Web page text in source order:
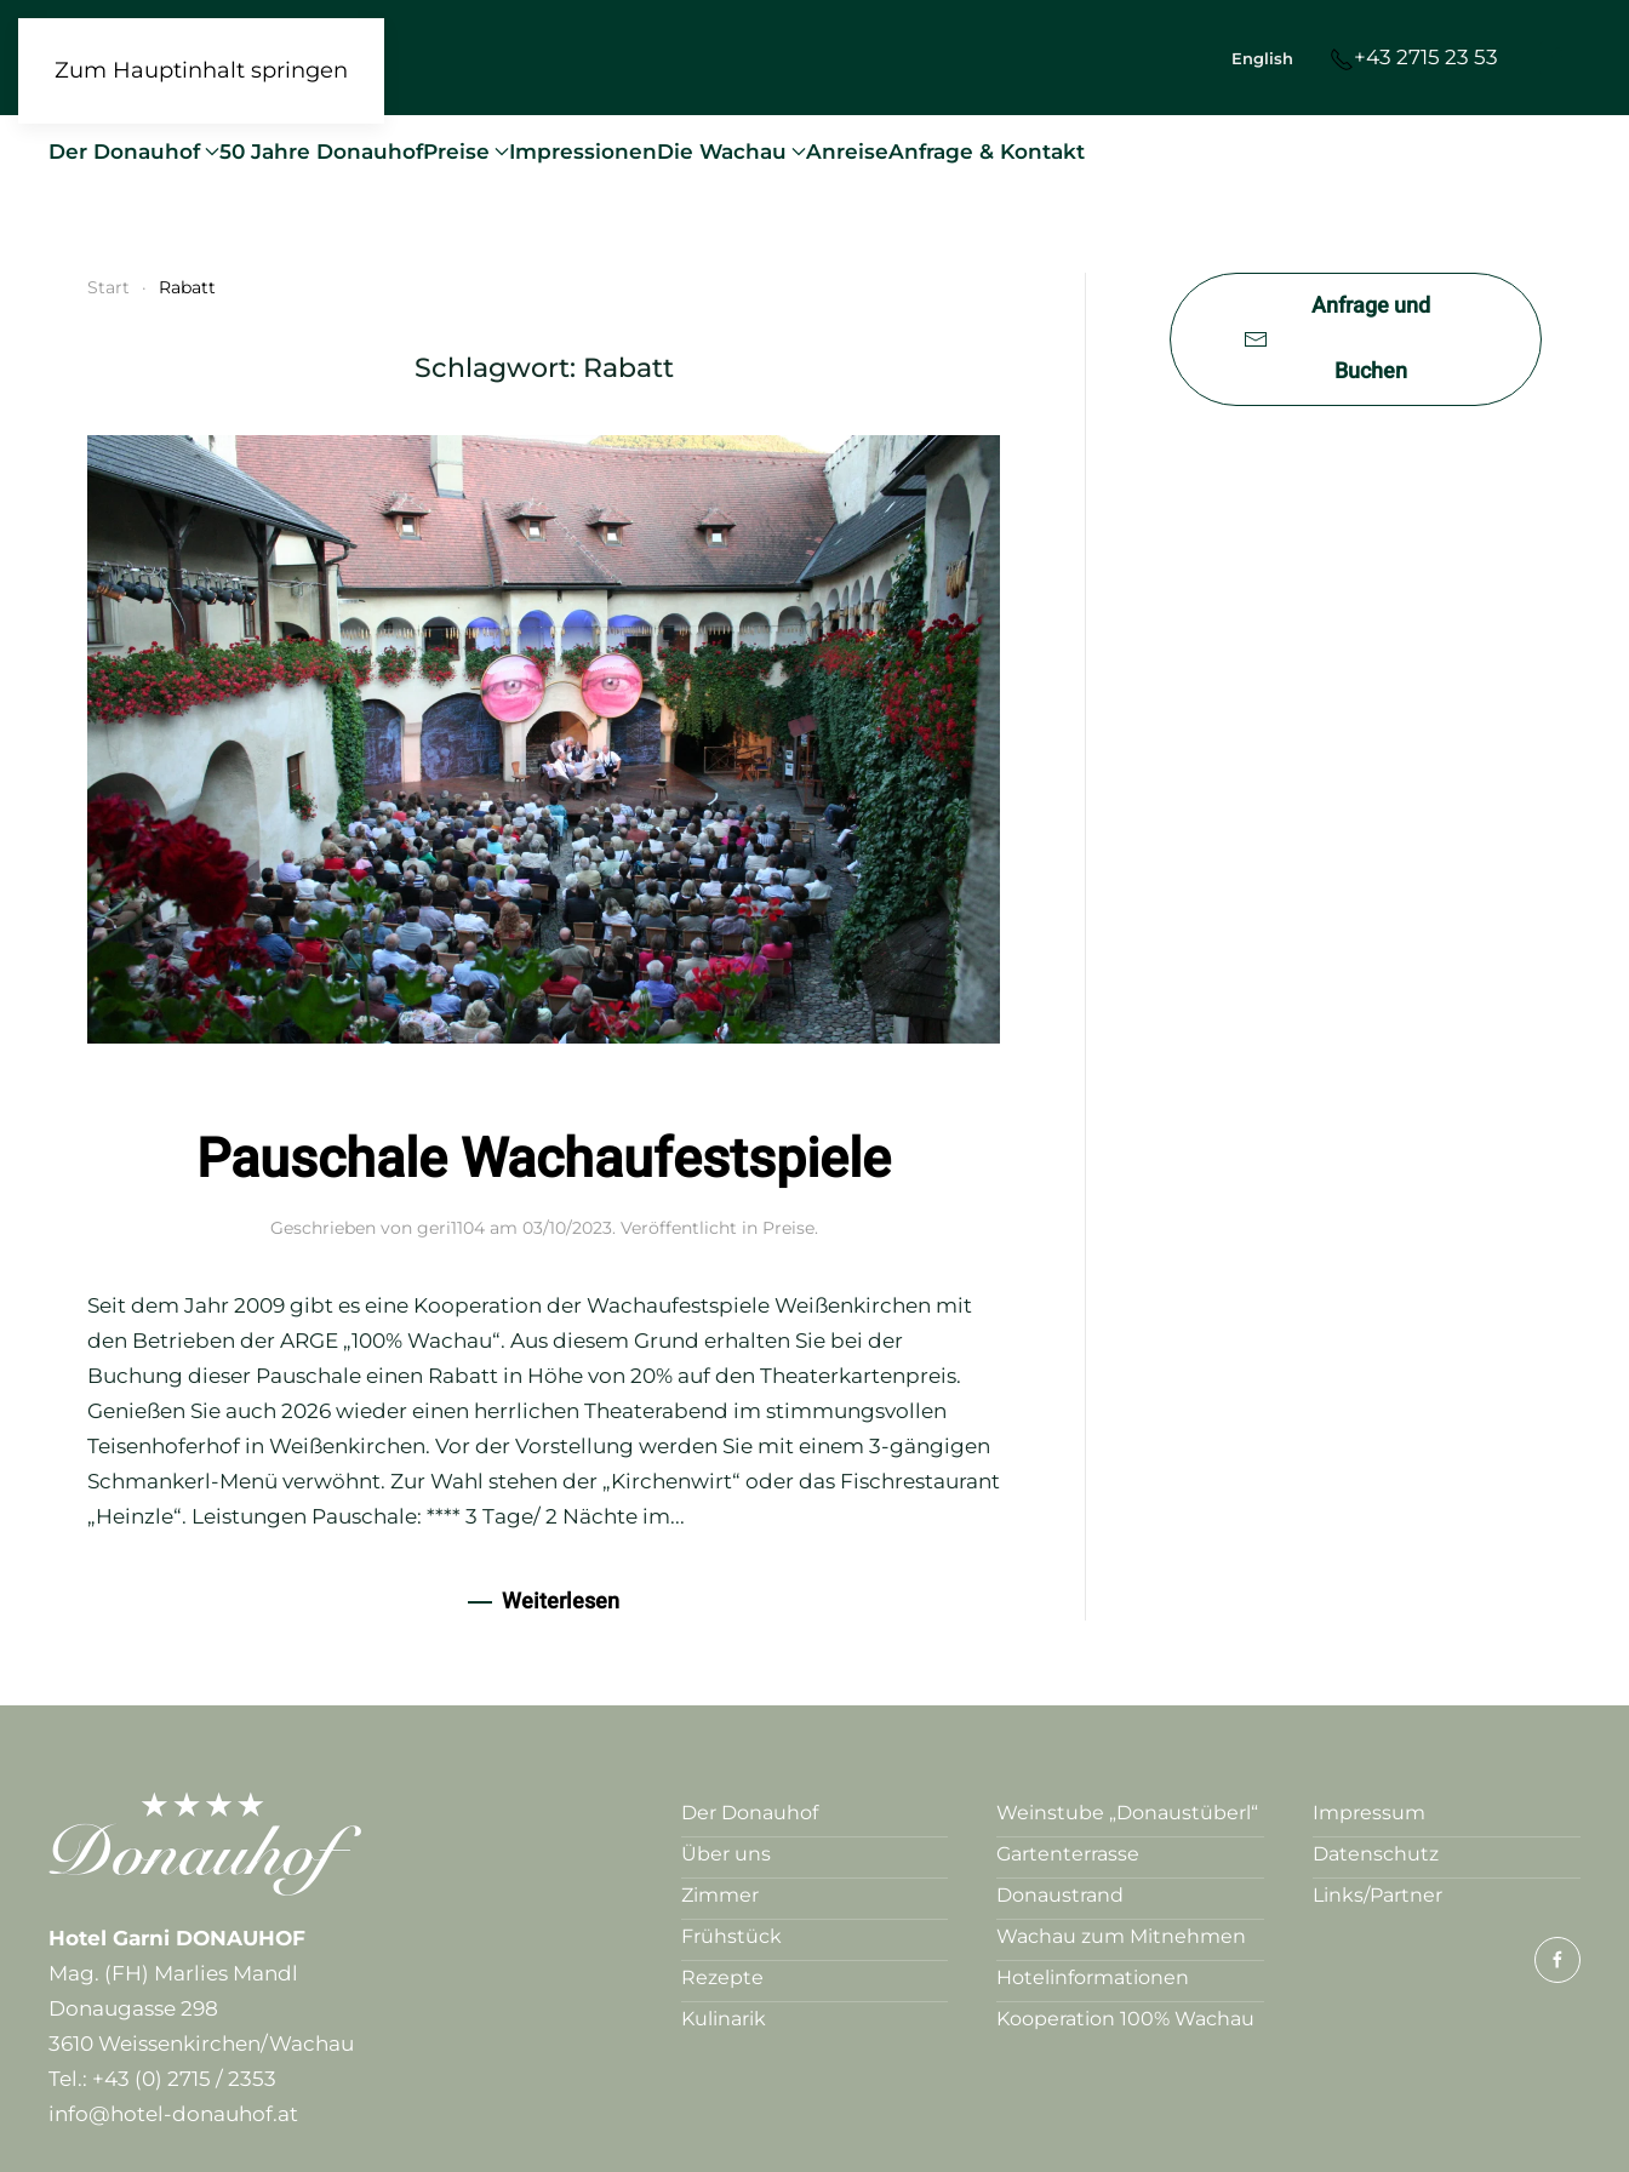
Zum Hauptinhalt springen English +43 2715 23 53
Der Donauhof 50 Jahre DonauhofPreise ImpressionenDie Wachau AnreiseAnfrage & Kontakt
Start Rabatt
Schlagwort: Rabatt
Pauschale Wachaufestspiele
Geschrieben von geri1104am 03/10/2023. Veröffentlicht in Preise.
Seit dem Jahr 2009 gibt es eine Kooperation der Wachaufestspiele Weißenkirchen mit
den Betrieben der ARGE „100% Wachau“. Aus diesem Grund erhalten Sie bei der
Buchung dieser Pauschale einen Rabatt in Höhe von 20% auf den Theaterkartenpreis.
Genießen Sie auch 2026 wieder einen herrlichen Theaterabend im stimmungsvollen
Teisenhoferhof in Weißenkirchen. Vor der Vorstellung werden Sie mit einem 3-gängigen
Schmankerl-Menü verwöhnt. Zur Wahl stehen der „Kirchenwirt“ oder das Fischrestaurant
„Heinzle“. Leistungen Pauschale: **** 3 Tage/ 2 Nächte im...
Weiterlesen
Anfrage und
Buchen
Hotel Garni DONAUHOF
Mag. (FH) Marlies Mandl
Donaugasse 298
3610 Weissenkirchen/Wachau
Tel.: +43 (0) 2715 / 2353
info@hotel-donauhof.at
Der Donauhof
Über uns
Zimmer
Frühstück
Rezepte
Kulinarik
Weinstube „Donaustüberl“
Gartenterrasse
Donaustrand
Wachau zum Mitnehmen
Hotelinformationen
Kooperation 100% Wachau
Impressum
Datenschutz
Links/Partner